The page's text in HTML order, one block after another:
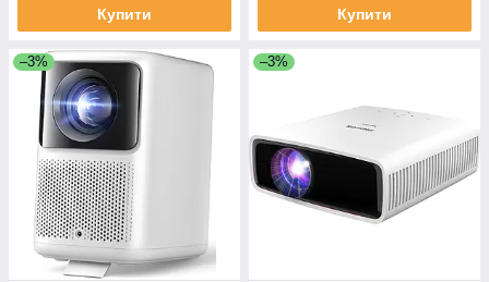
Купити Купити
–3% –3%